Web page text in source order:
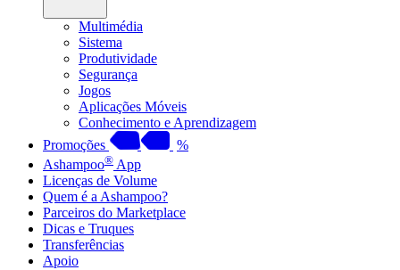
Multimédia
Sistema
Produtividade
Segurança
Jogos
Aplicações Móveis
Conhecimento e Aprendizagem
Promoções
%
Ashampoo® App
Licenças de Volume
Quem é a Ashampoo?
Parceiros do Marketplace
Dicas e Truques
Transferências
Apoio